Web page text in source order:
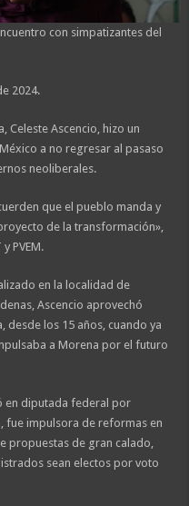
con simpatizantes del
2024.
Celeste Ascencio, hizo un
a no regresar al pasaso
neoliberales.
que el pueblo manda y
de la transformación»,
PVEM.
en la localidad de
Ascencio aprovechó
desde los 15 años, cuando ya
a Morena por el futuro
en diputada federal por
fue impulsora de reformas en
propuestas de gran calado,
sean electos por voto